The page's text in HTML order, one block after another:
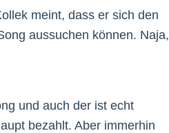
meint, dass er sich den
aussuchen können. Naja,
und auch der ist echt
bezahlt. Aber immerhin